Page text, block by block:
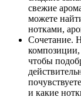
свежие
можете
нотками,
Сочетание.
композиции,
чтобы
и какие